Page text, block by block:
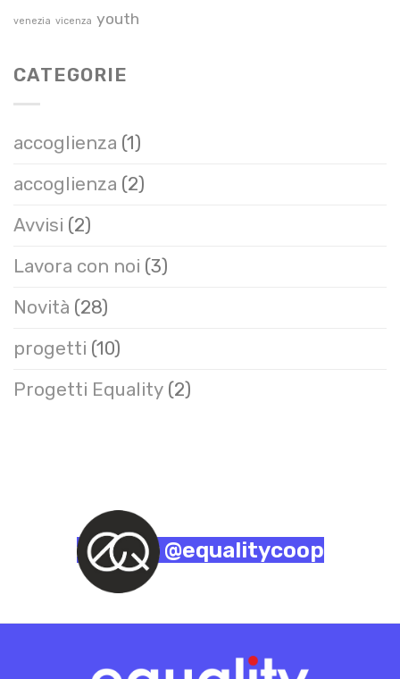
venezia vicenza youth
CATEGORIE
accoglienza (1)
accoglienza (2)
Avvisi (2)
Lavora con noi (3)
Novità (28)
progetti (10)
Progetti Equality (2)
@equalitycoop